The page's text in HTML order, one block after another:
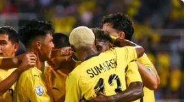
Bảng giá tại các
quý